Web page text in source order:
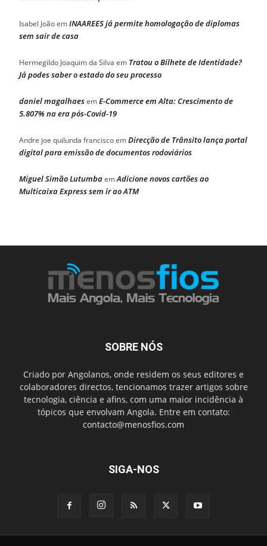
Isabel JoãoemINAAREES já permite homologação de diplomas
sem sair de casa
Hermegildo Joaquim da Silva em Tratou o Bilhete de Identidade?
Já podes saber o estado do seu processo
daniel magalhaesemE-Commerce em Alta: Crescimento de
5.807% na era pós-Covid-19
Andre joe quilunda franciscoemDirecção de Trânsito lança portal
digital para emissão de documentos rodoviários
Miguel Simão LutumbaemAdicione novos cartões ao
Multicaixa Express sem ir ao ATM
SOBRE NÓS
Criado por Angolanos, onde residem os seus editores e
colaboradores directos, tencionamos trazer artigos sobre
tecnologia, ciência e afins, com uma maior incidência à
tópicos que envolvam Angola. Entre em contato:
contacto@menosfios.com
SIGA-NOS